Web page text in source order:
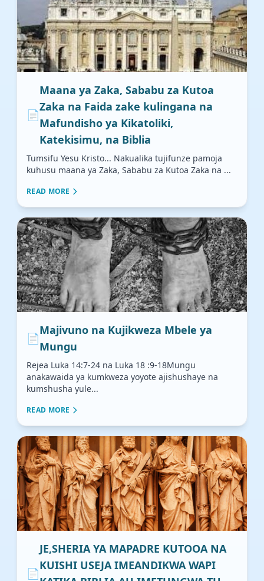
📄
Maana ya Zaka, Sababu za Kutoa
Zaka na Faida zake kulingana na
Mafundisho ya Kikatoliki,
Katekisimu, na Biblia
Tumsifu Yesu Kristo... Nakualika tujifunze pamoja
kuhusu maana ya Zaka, Sababu za Kutoa Zaka na ...
READ MORE
📄
Majivuno na Kujikweza Mbele ya
Mungu
Rejea Luka 14:7-24 na Luka 18 :9-18Mungu
anakawaida ya kumkweza yoyote ajishushaye na
kumshusha yule...
READ MORE
📄
JE,SHERIA YA MAPADRE KUTOOA NA
KUISHI USEJA IMEANDIKWA WAPI